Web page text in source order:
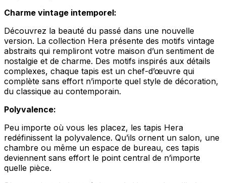
Charme vintage intemporel:
Découvrez la beauté du passé dans une nouvelle
version. La collection Hera présente des motifs vintage
abstraits qui rempliront votre maison d’un sentiment de
nostalgie et de charme. Des motifs inspirés aux détails
complexes, chaque tapis est un chef-d’œuvre qui
complète sans effort n’importe quel style de décoration,
du classique au contemporain.
Polyvalence:
Peu importe où vous les placez, les tapis Hera
redéfinissent la polyvalence. Qu’ils ornent un salon, une
chambre ou même un espace de bureau, ces tapis
deviennent sans effort le point central de n’importe
quelle pièce.